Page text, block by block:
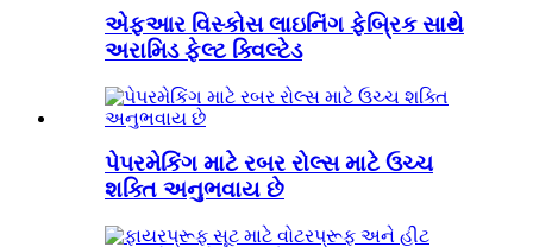
એફઆર વિસ્કોસ લાઇનિંગ ફેબ્રિક સાથે
અરામિડ ફેલ્ટ ક્વિલ્ટેડ
પેપરમેકિંગ માટે રબર રોલ્સ માટે ઉચ્ચ
શક્તિ અનુભવાય છે